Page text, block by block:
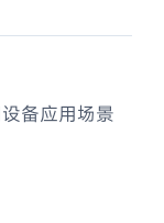
簧解决方案
备应用场景